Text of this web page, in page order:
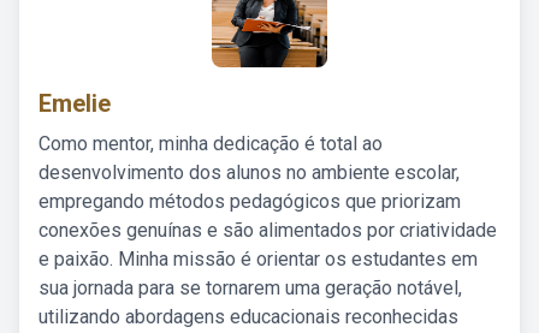
Emelie
Como mentor, minha dedicação é total ao
desenvolvimento dos alunos no ambiente escolar,
empregando métodos pedagógicos que priorizam
conexões genuínas e são alimentados por criatividade
e paixão. Minha missão é orientar os estudantes em
sua jornada para se tornarem uma geração notável,
utilizando abordagens educacionais reconhecidas